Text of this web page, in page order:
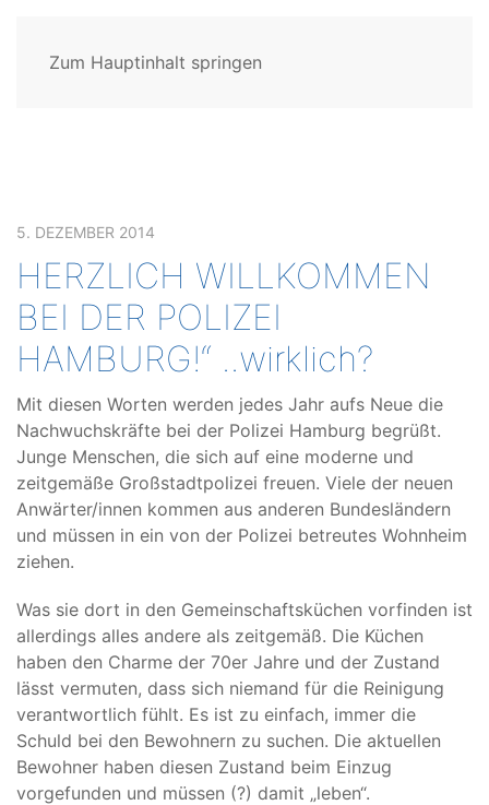
Zum Hauptinhalt springen
5. DEZEMBER 2014
HERZLICH WILLKOMMEN
BEI DER POLIZEI
HAMBURG!“ ..wirklich?
Mit diesen Worten werden jedes Jahr aufs Neue die
Nachwuchskräfte bei der Polizei Hamburg begrüßt.
Junge Menschen, die sich auf eine moderne und
zeitgemäße Großstadtpolizei freuen. Viele der neuen
Anwärter/innen kommen aus anderen Bundesländern
und müssen in ein von der Polizei betreutes Wohnheim
ziehen.
Was sie dort in den Gemeinschaftsküchen vorfinden ist
allerdings alles andere als zeitgemäß. Die Küchen
haben den Charme der 70er Jahre und der Zustand
lässt vermuten, dass sich niemand für die Reinigung
verantwortlich fühlt. Es ist zu einfach, immer die
Schuld bei den Bewohnern zu suchen. Die aktuellen
Bewohner haben diesen Zustand beim Einzug
vorgefunden und müssen (?) damit „leben“.